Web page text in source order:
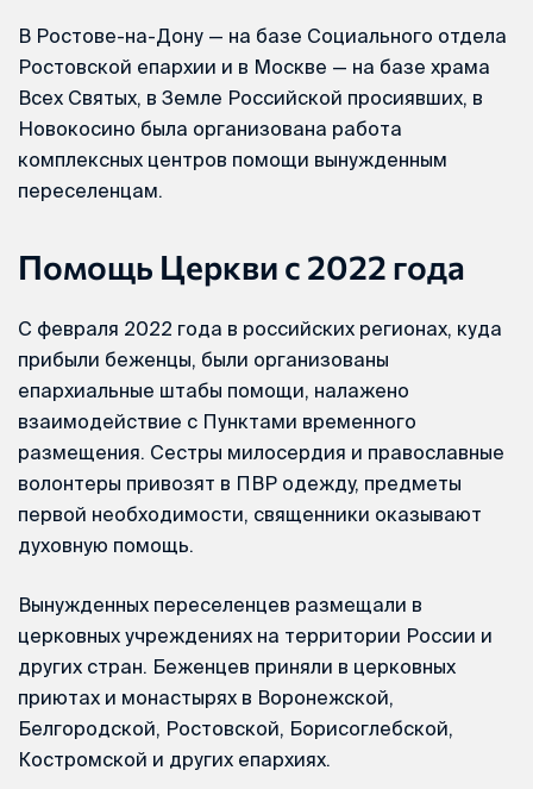
В Ростове-на-Дону — на базе Социального отдела
Ростовской епархии и в Москве — на базе храма
Всех Святых, в Земле Российской просиявших, в
Новокосино была организована работа
комплексных центров помощи вынужденным
переселенцам.
Помощь Церкви с 2022 года
С февраля 2022 года в российских регионах, куда
прибыли беженцы, были организованы
епархиальные штабы помощи, налажено
взаимодействие с Пунктами временного
размещения. Сестры милосердия и православные
волонтеры привозят в ПВР одежду, предметы
первой необходимости, священники оказывают
духовную помощь.
Вынужденных переселенцев размещали в
церковных учреждениях на территории России и
других стран. Беженцев приняли в церковных
приютах и монастырях в Воронежской,
Белгородской, Ростовской, Борисоглебской,
Костромской и других епархиях.